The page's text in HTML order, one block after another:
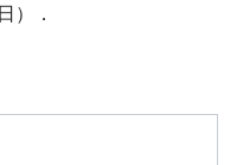
）．